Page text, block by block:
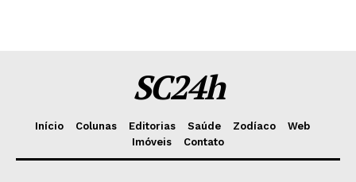
SC24h
Início Colunas Editorias Saúde Zodíaco
Web
Imóveis
Contato